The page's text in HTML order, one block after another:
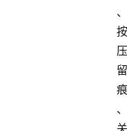
、
按
压
留
痕
、
关